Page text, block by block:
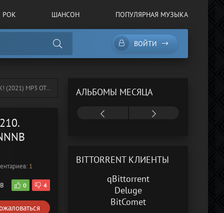
РОК ШАНСОН ПОПУЛЯРНАЯ МУЗЫКА
ВОЙТИ
MP3 ОТ NNNB
1
0 4
АЛЬБОМЫ МЕСЯЦА
BITTORRENT КЛИЕНТЫ
qBittorrent
Deluge
BitComet